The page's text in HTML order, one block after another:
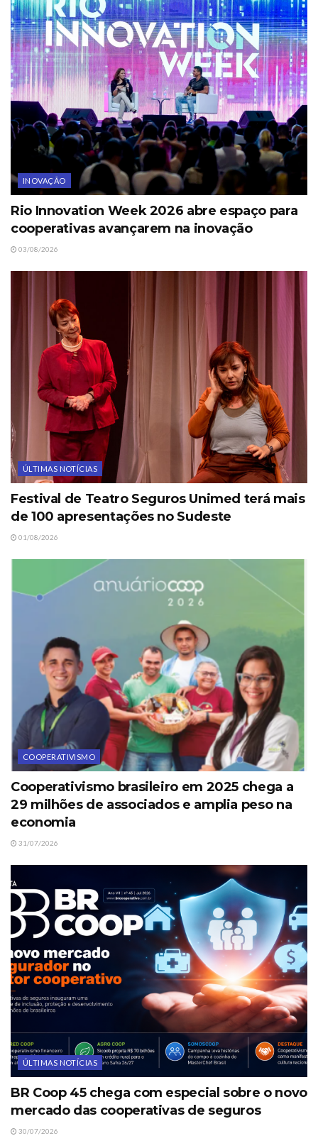
INOVAÇÃO
Rio Innovation Week 2026 abre espaço para
cooperativas avançarem na inovação
03/08/2026
ÚLTIMAS NOTÍCIAS
Festival de Teatro Seguros Unimed terá mais
de 100 apresentações no Sudeste
01/08/2026
COOPERATIVISMO
Cooperativismo brasileiro em 2025 chega a
29 milhões de associados e amplia peso na
economia
31/07/2026
ÚLTIMAS NOTÍCIAS
BR Coop 45 chega com especial sobre o novo
mercado das cooperativas de seguros
30/07/2026